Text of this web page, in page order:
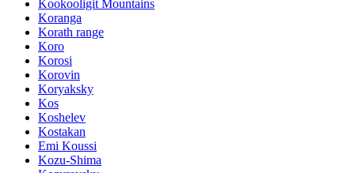
Kookooligit Mountains
Koranga
Korath range
Koro
Korosi
Korovin
Koryaksky
Kos
Koshelev
Kostakan
Emi Koussi
Kozu-Shima